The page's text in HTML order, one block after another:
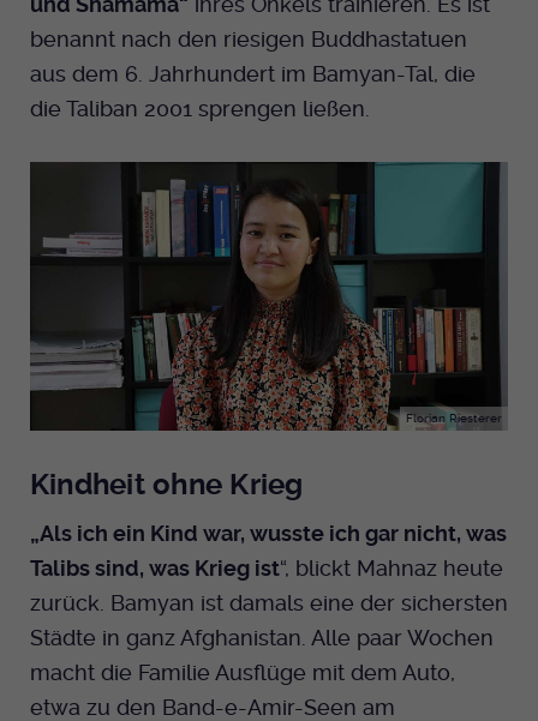
benannt nach den riesigen Buddhastatuen
aus dem 6. Jahrhundert im Bamyan-Tal, die
die Taliban 2001 sprengen ließen.
Florian Riesterer
Kindheit ohne Krieg
„Als ich ein Kind war, wusste ich gar nicht, was
Talibs sind, was Krieg ist“, blickt Mahnaz heute
zurück. Bamyan ist damals eine der sichersten
Städte in ganz Afghanistan. Alle paar Wochen
macht die Familie Ausflüge mit dem Auto,
etwa zu den Band-e-Amir-Seen am
Name cookie_optin-[n]
Anbieter EKHN
Laufzeit
dieser Cookie am Ende der Sitzung
gelöscht. Ansonsten 1 Monat.
Dient zur Speicherung der Cookie Opt-In
Einstellungen. Eine optionale Nummer
nach dem Namen gibt lediglich eine
Versionsnummer an.